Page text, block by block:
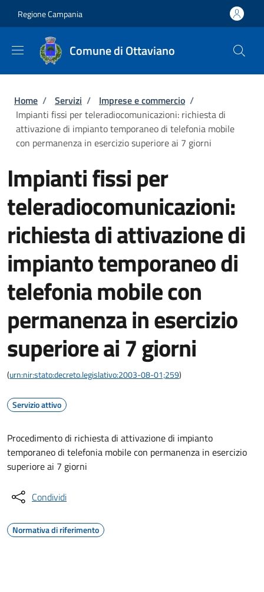
Regione Campania
Comune di Ottaviano
Briciole di pane
Home / Servizi / Imprese e commercio /
Impianti fissi per teleradiocomunicazioni: richiesta di
attivazione di impianto temporaneo di telefonia mobile
con permanenza in esercizio superiore ai 7 giorni
Impianti fissi per
teleradiocomunicazioni:
richiesta di attivazione di
impianto temporaneo di
telefonia mobile con
permanenza in esercizio
superiore ai 7 giorni
(urn:nir:stato:decreto.legislativo:2003-08-01;259)
Servizio attivo
Procedimento di richiesta di attivazione di impianto
temporaneo di telefonia mobile con permanenza in esercizio
superiore ai 7 giorni
Condividi
Normativa di riferimento